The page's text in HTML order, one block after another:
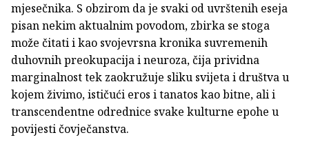
mjesečnika. S obzirom da je svaki od uvrštenih eseja
pisan nekim aktualnim povodom, zbirka se stoga
može čitati i kao svojevrsna kronika suvremenih
duhovnih preokupacija i neuroza, čija prividna
marginalnost tek zaokružuje sliku svijeta i društva u
kojem živimo, ističući eros i tanatos kao bitne, ali i
transcendentne odrednice svake kulturne epohe u
povijesti čovječanstva.